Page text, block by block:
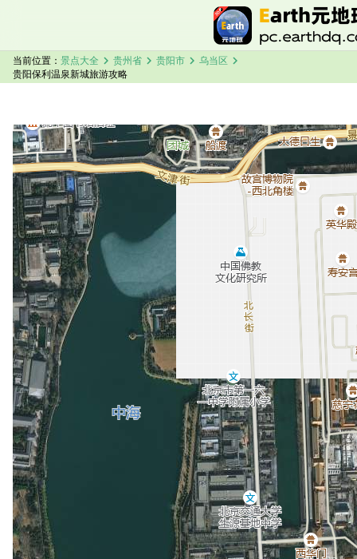
当前位置： 景点大全 chevron_right 贵州省 chevron_right 贵阳市 chevron_right 乌当区 chevron_right
贵阳保利温泉新城旅游攻略
贵阳保利温泉新城卫星地图加载中，请稍候...